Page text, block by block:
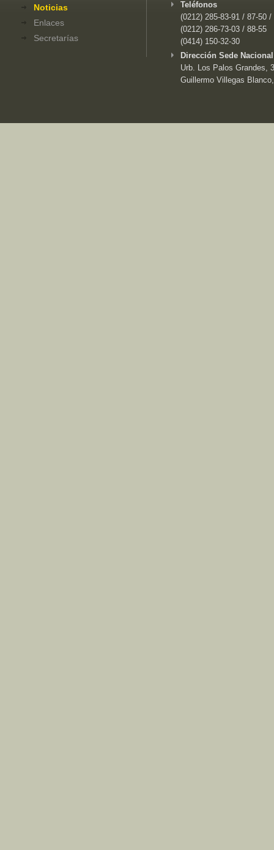
Noticias
Enlaces
Secretarías
Teléfonos
(0212) 285-83-91 / 87-50 /
(0212) 286-73-03 / 88-55
(0414) 150-32-30
Dirección Sede
Urb. Los Palos Grandes,
Guillermo Villegas